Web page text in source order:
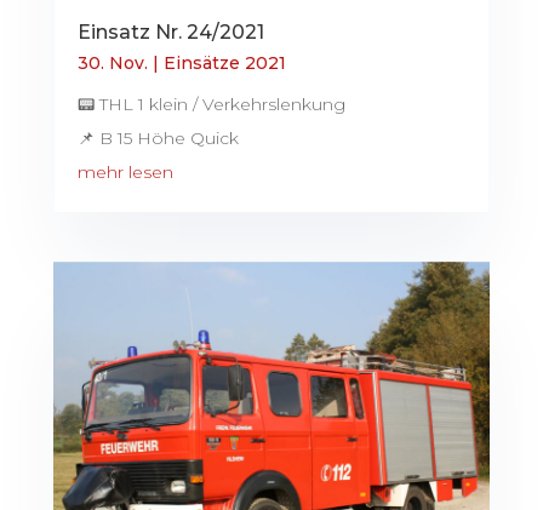
Einsatz Nr. 24/2021
30. Nov.
Einsätze 2021
📟 THL 1 klein / Verkehrslenkung
📌 B 15 Höhe Quick
mehr lesen